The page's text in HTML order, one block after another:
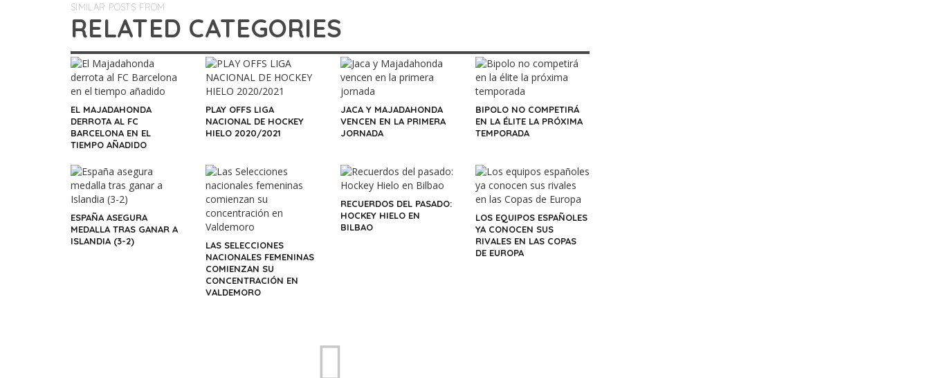
SIMILAR POSTS FROM
RELATED CATEGORIES
EL MAJADAHONDA
DERROTA AL FC
BARCELONA EN EL
TIEMPO AÑADIDO
PLAY OFFS LIGA
NACIONAL DE HOCKEY
HIELO 2020/2021
JACA Y MAJADAHONDA
VENCEN EN LA PRIMERA
JORNADA
BIPOLO NO COMPETIRÁ
EN LA ÉLITE LA PRÓXIMA
TEMPORADA
ESPAÑA ASEGURA
MEDALLA TRAS GANAR A
ISLANDIA (3-2)
LAS SELECCIONES
NACIONALES FEMENINAS
COMIENZAN SU
CONCENTRACIÓN EN
VALDEMORO
RECUERDOS DEL PASADO:
HOCKEY HIELO EN
BILBAO
LOS EQUIPOS ESPAÑOLES
YA CONOCEN SUS
RIVALES EN LAS COPAS
DE EUROPA